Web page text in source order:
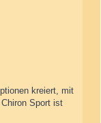
kreiert, mit
Sport ist